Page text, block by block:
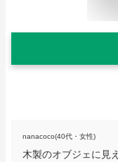
nanacoco(40代・女性)
木製のオブジェに見